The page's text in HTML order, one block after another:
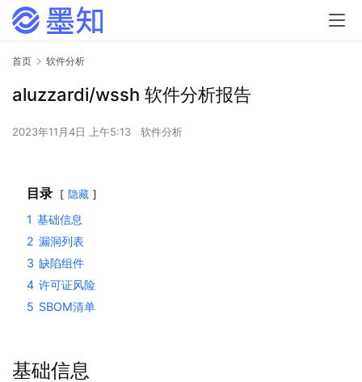
首页 软件分析
aluzzardi/wssh 软件分析报告
2023年11月4日 上午5:13 软件分析
目录 隐藏
1 基础信息
2 漏洞列表
3 缺陷组件
4 许可证风险
5 SBOM清单
基础信息